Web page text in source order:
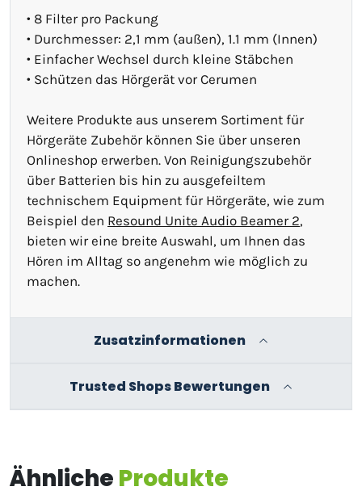
• 8 Filter pro Packung
• Durchmesser: 2,1 mm (außen), 1.1 mm (Innen)
• Einfacher Wechsel durch kleine Stäbchen
• Schützen das Hörgerät vor Cerumen
Weitere Produkte aus unserem Sortiment für
Hörgeräte Zubehör können Sie über unseren
Onlineshop erwerben. Von Reinigungszubehör
über Batterien bis hin zu ausgefeiltem
technischem Equipment für Hörgeräte, wie zum
Beispiel den Resound Unite Audio Beamer 2,
bieten wir eine breite Auswahl, um Ihnen das
Hören im Alltag so angenehm wie möglich zu
machen.
Zusatzinformationen
Trusted Shops Bewertungen
Ähnliche Produkte